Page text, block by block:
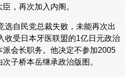
，再次加入内阁。
选自民党总裁失败，未能再次出
收受日本牙医联盟的1亿日元政治
会长职务。他决定不参加2005
子桥本岳继承政治版图。